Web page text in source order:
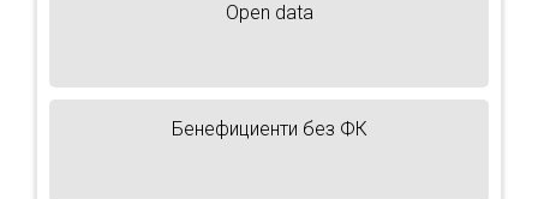
Open data
Бенефициенти без ФК